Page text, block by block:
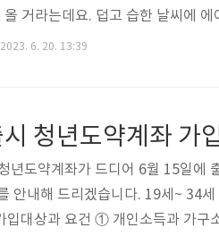
올 거라는데요. 덥고 습한 날씨에
번 틀 때마다 고민하게 되는 요즘
을 신청한 사람을 대상으로 실시하
2023. 6. 20. 13:39
청년도약계좌 가
년도약계좌가 드디어 6월 15일에
안내해 드리겠습니다. 19세~ 34
입대상과 요건 ① 개인소득과 가구